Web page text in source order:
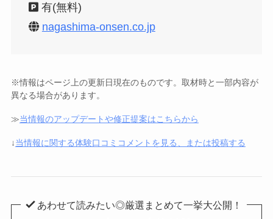
有(無料)
nagashima-onsen.co.jp
※情報はページ上の更新日現在のものです。取材時と一部内容が
異なる場合があります。
≫当情報のアップデートや修正提案はこちらから
↓当情報に関する体験口コミコメントを見る、または投稿する
あわせて読みたい◎厳選まとめて一挙大公開！